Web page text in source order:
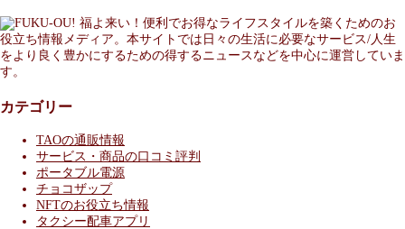
福よ来い！便利でお得なライフスタイルを築くためのお
役立ち情報メディア。本サイトでは日々の生活に必要なサービス/人生
をより良く豊かにするための得するニュースなどを中心に運営していま
す。
カテゴリー
TAOの通販情報
サービス・商品の口コミ評判
ポータブル電源
チョコザップ
NFTのお役立ち情報
タクシー配車アプリ